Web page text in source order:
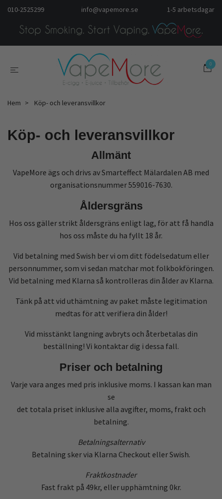
010-2525299 info@vapemore.se 1-5 arbetsdagar
0
Hem Köp- och leveransvillkor
Köp- och leveransvillkor
Allmänt
VapeMore ägs och drivs av Smarteffect Mälardalen AB med
organisationsnummer 559016-7630.
Åldersgräns
Hos oss gäller strikt åldersgräns enligt lag, för att få handla
hos oss måste du ha fyllt 18 år.
Vid betalning med Swish ber vi om ditt födelsedatum eller
personnummer, som vi sedan matchar mot folkbokföringen.
Vid betalning med Klarna så kontrolleras din ålder av Klarna.
Tänk på att vid uthämtning av paket måste legitimation
medtas för att verifiera din ålder!
Vid misstänkt langning avbryts och återbetalas din
beställning! Vi kontaktar dig i dessa fall.
Priser och betalning
Varje vara anges med pris inklusive moms. I kassan kan man
se
det totala priset inklusive alla avgifter, moms, frakt och
betalning.
Betalningsalternativ
Betalning sker via Klarna Checkout eller Swish.
Fraktkostnader
Fast frakt på 49kr, eller upphämtning 0kr.